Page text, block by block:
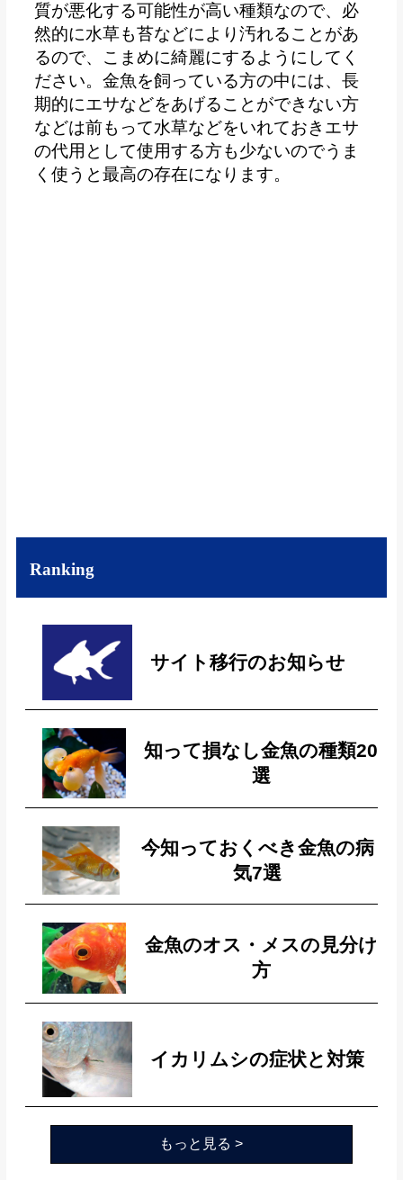
質が悪化する可能性が高い種類なので、必
然的に水草も苔などにより汚れることがあ
るので、こまめに綺麗にするようにしてく
ださい。 金魚を飼っている方の中には、長
期的にエサなどをあげることができない方
などは前もって水草などをいれておきエサ
の代用として使用する方も少ないのでうま
く使うと最高の存在になります。
Ranking
サイト移行のお知らせ
知って損なし金魚の種類20
選
今知っておくべき金魚の病
気7選
金魚のオス・メスの見分け
方
イカリムシの症状と対策
もっと見る >